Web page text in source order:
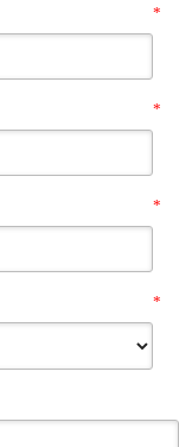
*
*
*
*